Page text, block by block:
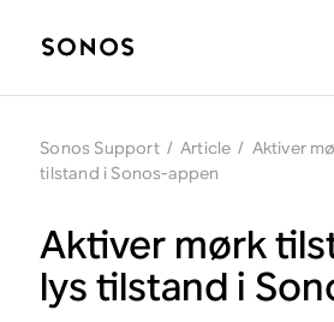
Sonos Support / Article / Aktiver
tilstand i Sonos-appen
Aktiver mørk
lys tilstand i